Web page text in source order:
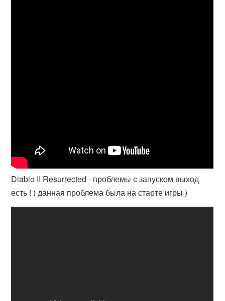
Diablo II Resurrected - проблемы с запуском выход
есть ! ( данная проблема была на старте игры )